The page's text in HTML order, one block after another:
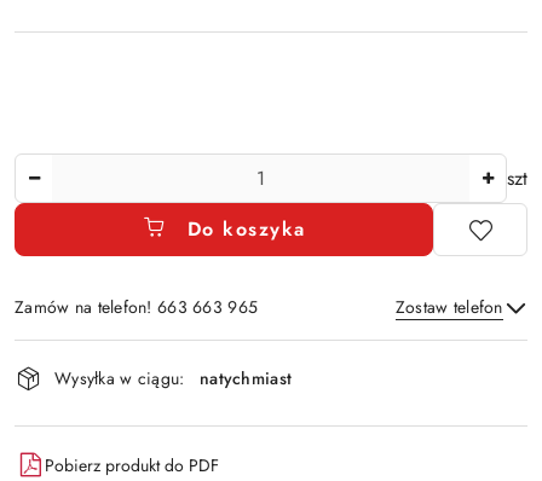
szt
Do koszyka
Zamów na telefon! 663 663 965 Zostaw telefon
Dostępność
i
dostawa
Wysyłka w ciągu: natychmiast
Pobierz produkt do PDF